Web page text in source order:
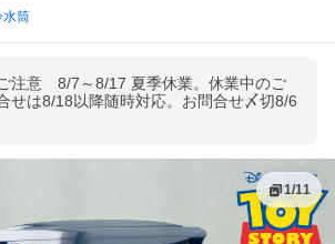
水筒
注意 8/7～8/17 夏季休業。休業中のご
せは8/18以降随時対応。お問合せ〆切8/6
1/11